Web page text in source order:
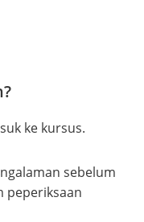
ke kursus.
sebelum
peperiksaan